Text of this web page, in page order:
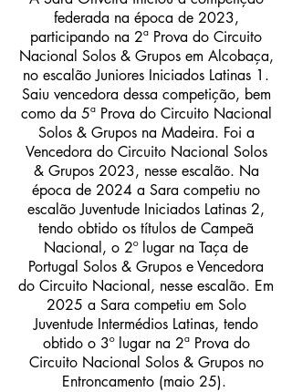
federada na época de 2023,
participando na 2ª Prova do Circuito
Nacional Solos & Grupos em Alcobaça,
no escalão Juniores Iniciados Latinas 1.
Saiu vencedora dessa competição, bem
como da 5ª Prova do Circuito Nacional
Solos & Grupos na Madeira. Foi a
Vencedora do Circuito Nacional Solos
& Grupos 2023, nesse escalão. Na
época de 2024 a Sara competiu no
escalão Juventude Iniciados Latinas 2,
tendo obtido os títulos de Campeã
Nacional, o 2º lugar na Taça de
Portugal Solos & Grupos e Vencedora
do Circuito Nacional, nesse escalão. Em
2025 a Sara competiu em Solo
Juventude Intermédios Latinas, tendo
obtido o 3º lugar na 2ª Prova do
Circuito Nacional Solos & Grupos no
Entroncamento (maio 25).